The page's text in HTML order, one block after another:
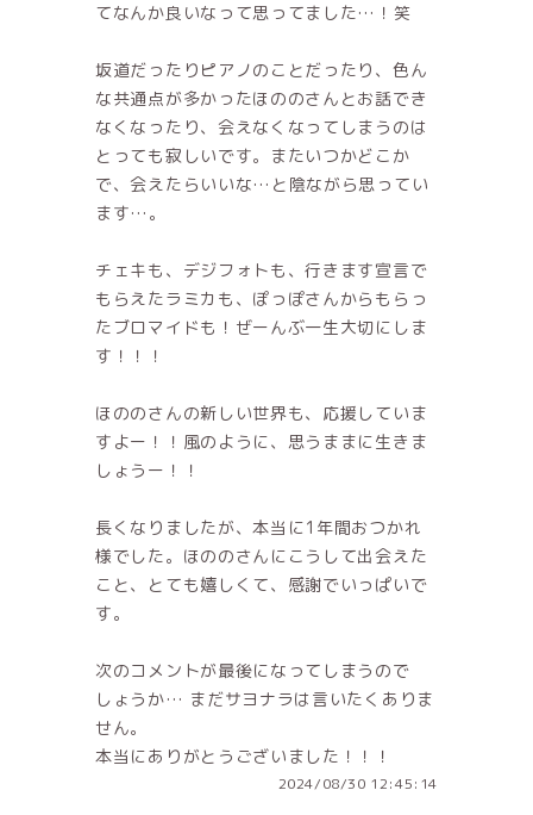
てなんか良いなって思ってました…！笑
坂道だったりピアノのことだったり、色ん
な共通点が多かったほののさんとお話でき
なくなったり、会えなくなってしまうのは
とっても寂しいです。またいつかどこか
で、会えたらいいな…と陰ながら思ってい
ます…。
チェキも、デジフォトも、行きます宣言で
もらえたラミカも、ぽっぽさんからもらっ
たブロマイドも！ぜーんぶ一生大切にしま
す！！！
ほののさんの新しい世界も、応援していま
すよー！！風のように、思うままに生きま
しょうー！！
長くなりましたが、本当に1年間おつかれ
様でした。ほののさんにこうして出会えた
こと、とても嬉しくて、感謝でいっぱいで
す。
次のコメントが最後になってしまうので
しょうか… まだサヨナラは言いたくありま
せん。
本当にありがとうございました！！！
2024/08/30 12:45:14